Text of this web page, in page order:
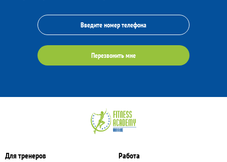
Перезвонить мне
Для тренеров
Работа